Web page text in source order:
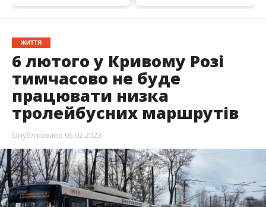
ЖИТТЯ
6 лютого у Кривому Розі
тимчасово не буде
працювати низка
тролейбусних маршрутів
Опубліковано 05.02.2023